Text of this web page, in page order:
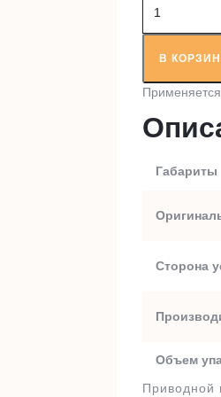
товара
Приводной
валВ
Габариты
Сторона
Объем
Приводной